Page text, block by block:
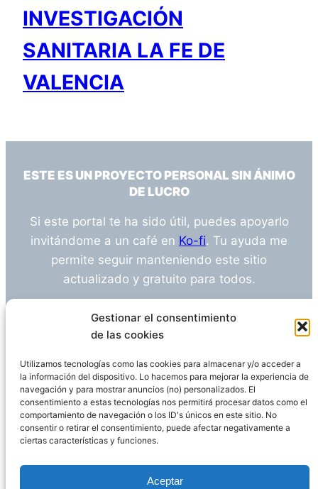
Gestionar el consentimiento
de las cookies
Utilizamos tecnologías como las cookies para almacenar y/o acceder a
la información del dispositivo. Lo hacemos para mejorar la experiencia de
navegación y para mostrar anuncios (no) personalizados. El
consentimiento a estas tecnologías nos permitirá procesar datos como el
comportamiento de navegación o los ID's únicos en este sitio. No
consentir o retirar el consentimiento, puede afectar negativamente a
ciertas características y funciones.
Aceptar
INVESTIGACIÓN
SANITARIA LA FE DE
VALENCIA
ESTE ES UN PROYECTO PERSONAL SIN ÁNIMO
DE LUCRO
Si este portal te ha sido útil, puedes apoyarlo
invitándome a un café en Ko-fi. Tu ayuda me
permite seguir manteniendo este sitio
actualizado y gratuito para todos.
¿Tienes alguna duda o sugerencia? Escríbeme
info@empleosanitarioinvestigacion.es
Descargo de Responsabilidad
Declaración de Privacidad Política de cookies
WordPress